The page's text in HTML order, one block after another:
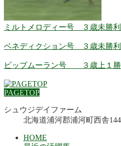
ミルトメロディー号 ３歳未勝
ベネディクション号 ３歳未勝
ビップムーラン号 ３歳上１
PAGETOP
シュウジデイファーム
北海道浦河郡浦河町西舎
HOME